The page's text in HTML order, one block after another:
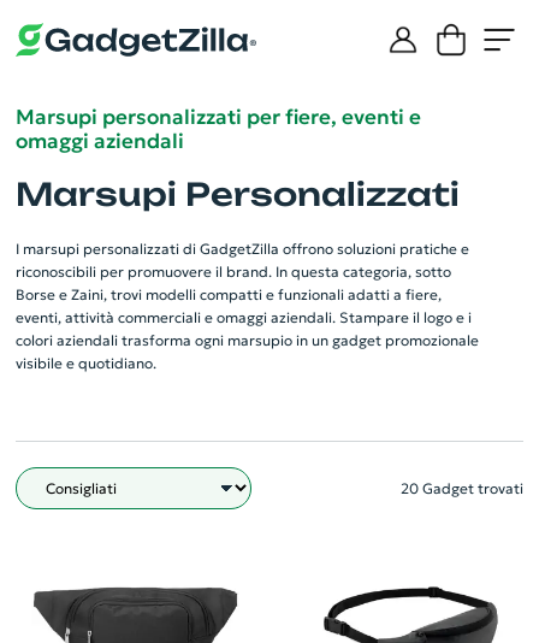
Marsupi personalizzati per fiere, eventi e
omaggi aziendali
Marsupi Personalizzati
I marsupi personalizzati di GadgetZilla offrono soluzioni pratiche e
riconoscibili per promuovere il brand. In questa categoria, sotto
Borse e Zaini, trovi modelli compatti e funzionali adatti a fiere,
eventi, attività commerciali e omaggi aziendali. Stampare il logo e i
colori aziendali trasforma ogni marsupio in un gadget promozionale
visibile e quotidiano.
Filtro 20 Gadget trovati